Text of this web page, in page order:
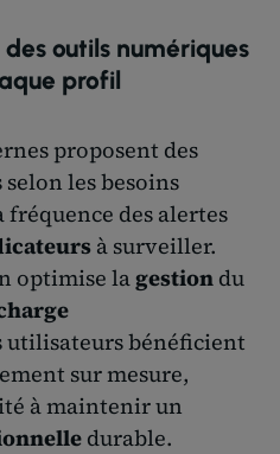
outils numériques
profil
proposent des
les besoins
des alertes
à surveiller.
optimise lagestion du
bénéficient
sur mesure,
à maintenir un
durable.